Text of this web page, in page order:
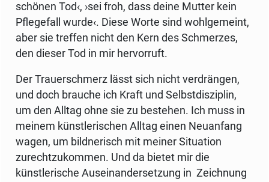
schönen Tod‹, ›sei froh, dass deine Mutter kein
Pflegefall wurde‹. Diese Worte sind wohlgemeint,
aber sie treffen nicht den Kern des Schmerzes,
den dieser Tod in mir hervorruft.
Der Trauerschmerz lässt sich nicht verdrängen,
und doch brauche ich Kraft und Selbstdisziplin,
um den Alltag ohne sie zu bestehen. Ich muss in
meinem künstlerischen Alltag einen Neuanfang
wagen, um bildnerisch mit meiner Situation
zurechtzukommen. Und da bietet mir die
künstlerische Auseinandersetzung in Zeichnung